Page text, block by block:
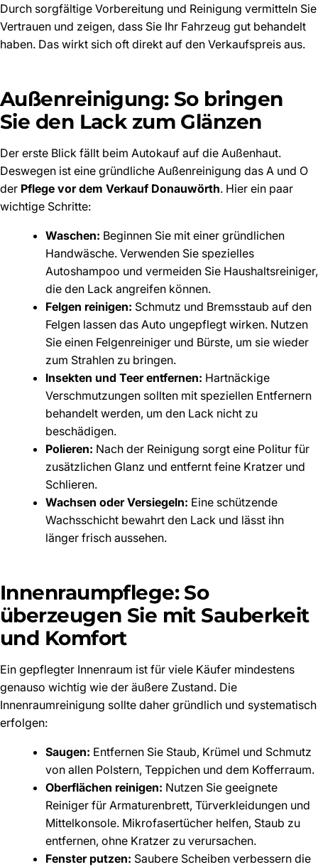
Durch sorgfältige Vorbereitung und Reinigung vermitteln Sie
Vertrauen und zeigen, dass Sie Ihr Fahrzeug gut behandelt
haben. Das wirkt sich oft direkt auf den Verkaufspreis aus.
Außenreinigung: So bringen
Sie den Lack zum Glänzen
Der erste Blick fällt beim Autokauf auf die Außenhaut.
Deswegen ist eine gründliche Außenreinigung das A und O
der Pflege vor dem Verkauf Donauwörth. Hier ein paar
wichtige Schritte:
Waschen: Beginnen Sie mit einer gründlichen
Handwäsche. Verwenden Sie spezielles
Autoshampoo und vermeiden Sie Haushaltsreiniger,
die den Lack angreifen können.
Felgen reinigen: Schmutz und Bremsstaub auf den
Felgen lassen das Auto ungepflegt wirken. Nutzen
Sie einen Felgenreiniger und Bürste, um sie wieder
zum Strahlen zu bringen.
Insekten und Teer entfernen: Hartnäckige
Verschmutzungen sollten mit speziellen Entfernern
behandelt werden, um den Lack nicht zu
beschädigen.
Polieren: Nach der Reinigung sorgt eine Politur für
zusätzlichen Glanz und entfernt feine Kratzer und
Schlieren.
Wachsen oder Versiegeln: Eine schützende
Wachsschicht bewahrt den Lack und lässt ihn
länger frisch aussehen.
Innenraumpflege: So
überzeugen Sie mit Sauberkeit
und Komfort
Ein gepflegter Innenraum ist für viele Käufer mindestens
genauso wichtig wie der äußere Zustand. Die
Innenraumreinigung sollte daher gründlich und systematisch
erfolgen:
Saugen: Entfernen Sie Staub, Krümel und Schmutz
von allen Polstern, Teppichen und dem Kofferraum.
Oberflächen reinigen: Nutzen Sie geeignete
Reiniger für Armaturenbrett, Türverkleidungen und
Mittelkonsole. Mikrofasertücher helfen, Staub zu
entfernen, ohne Kratzer zu verursachen.
Fenster putzen: Saubere Scheiben verbessern die